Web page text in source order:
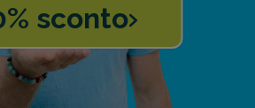
sconto